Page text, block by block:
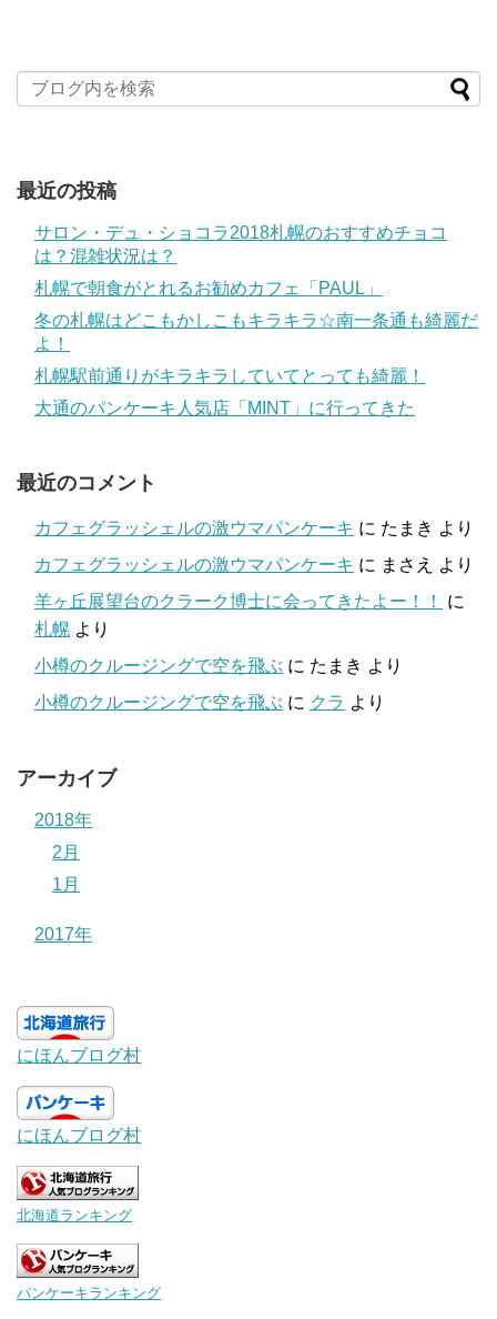
最近の投稿
サロン・デュ・ショコラ2018札幌のおすすめチョコ
は？混雑状況は？
札幌で朝食がとれるお勧めカフェ「PAUL」
冬の札幌はどこもかしこもキラキラ☆南一条通も綺麗だ
よ！
札幌駅前通りがキラキラしていてとっても綺麗！
大通のパンケーキ人気店「MINT」に行ってきた
最近のコメント
カフェグラッシェルの激ウマパンケーキ に たまき より
カフェグラッシェルの激ウマパンケーキ に まさえ
より
羊ヶ丘展望台のクラーク博士に会ってきたよー！！
に
札幌 より
小樽のクルージングで空を飛ぶ に たまき より
小樽のクルージングで空を飛ぶ に クラ より
アーカイブ
2018年
2月
1月
2017年
にほんブログ村
にほんブログ村
北海道ランキング
パンケーキランキング